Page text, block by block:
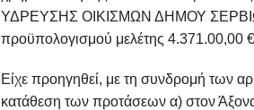
ΥΔΡΕΥΣΗΣ ΟΙΚΙΣΜΩΝ ΔΗΜΟΥ
προϋπολογισμού μελέτης 4.371.00,00
Είχε προηγηθεί, με τη συνδρομή των
κατάθεση των προτάσεων α) στον